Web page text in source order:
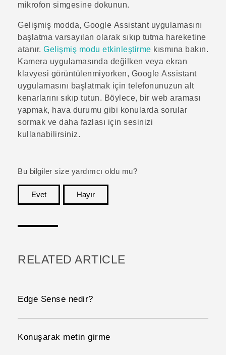
mikrofon simgesine dokunun.
Gelişmiş modda, Google Assistantuygulamasını
başlatma varsayılan olarak sıkıp tutma hareketine
atanır. Gelişmiş modu etkinleştirme kısmına bakın.
Kamera uygulamasında değilken veya ekran
klavyesi görüntülenmiyorken, Google Assistant
uygulamasını başlatmak için telefonunuzun alt
kenarlarını sıkıp tutun. Böylece, bir web araması
yapmak, hava durumu gibi konularda sorular
sormak ve daha fazlası için sesinizi
kullanabilirsiniz.
Bu bilgiler size yardımcı oldu mu?
Evet
Hayır
RELATED ARTICLE
Edge Sense nedir?
Konuşarak metin girme